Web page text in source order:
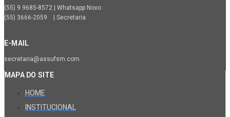
(55) 9.9685-8572 | Whatsapp Novo
(55) 3666-2059 | Secretaria
E-MAIL
secretaria@assufsm.com
MAPA DO SITE
HOME
INSTITUCIONAL